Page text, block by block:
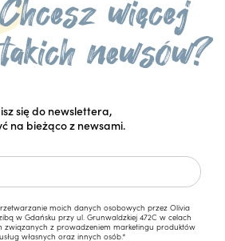
się do newslettera,
na bieżąco z newsami.
moich danych osobowych przez Olivia
w Gdańsku przy ul. Grunwaldzkiej 472C w celach
związanych z prowadzeniem marketingu produktów
własnych oraz innych osób.*